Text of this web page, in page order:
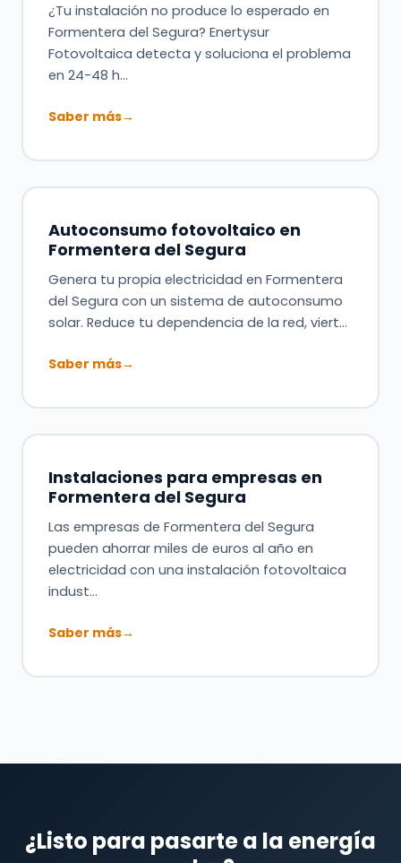
¿Tu instalación no produce lo esperado en
Formentera del Segura? Enertysur
Fotovoltaica detecta y soluciona el problema
en 24-48 h…
Saber más→
Autoconsumo fotovoltaico en
Formentera del Segura
Genera tu propia electricidad en Formentera
del Segura con un sistema de autoconsumo
solar. Reduce tu dependencia de la red, viert…
Saber más→
Instalaciones para empresas en
Formentera del Segura
Las empresas de Formentera del Segura
pueden ahorrar miles de euros al año en
electricidad con una instalación fotovoltaica
indust…
Saber más→
¿Listo para pasarte a la energía